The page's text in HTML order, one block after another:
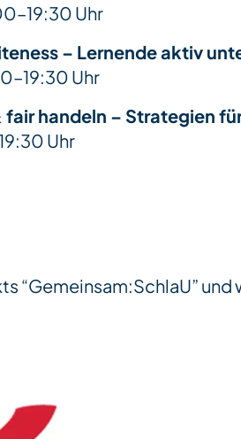
Uhr
– Lernende aktiv
Uhr
fair handeln – Strategien
Uhr
“Gemeinsam:SchlaU”